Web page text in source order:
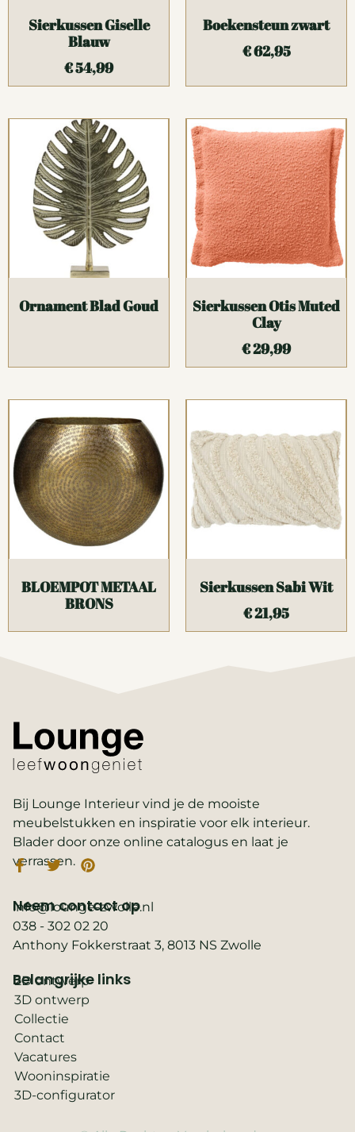
Sierkussen Giselle
Blauw
€54,99
Boekensteun zwart
€62,95
Ornament Blad Goud
Sierkussen Otis Muted
Clay
€29,99
BLOEMPOT METAAL
BRONS
Sierkussen Sabi Wit
€21,95
Bij Lounge Interieur vind je de mooiste
meubelstukken en inspiratie voor elk interieur.
Blader door onze online catalogus en laat je
verrassen.
Belangrijke links
2D ontwerp
3D ontwerp
Collectie
Contact
Vacatures
Wooninspiratie
3D-configurator
Neem contact op
info@lounge-zwolle.nl
038 - 302 02 20
Anthony Fokkerstraat 3, 8013 NS Zwolle